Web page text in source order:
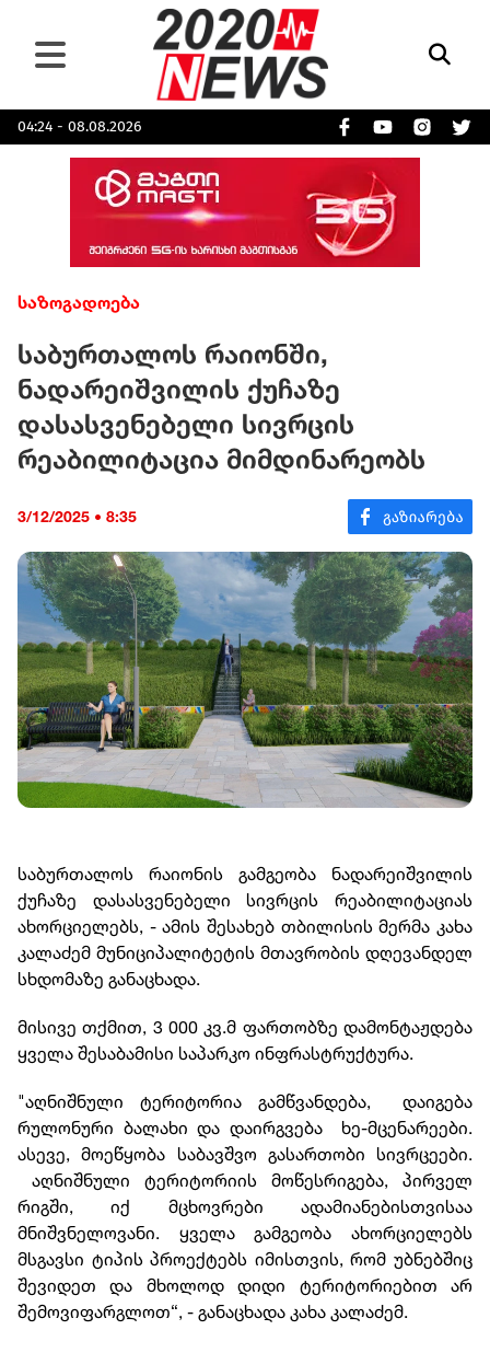
04:24 - 08.08.2026
საზოგადოება
საბურთალოს რაიონში,
ნადარეიშვილის ქუჩაზე
დასასვენებელი სივრცის
რეაბილიტაცია მიმდინარეობს
3/12/2025 • 8:35
საბურთალოს რაიონის გამგეობა ნადარეიშვილის
ქუჩაზე დასასვენებელი სივრცის რეაბილიტაციას
ახორციელებს, - ამის შესახებ თბილისის მერმა კახა
კალაძემ მუნიციპალიტეტის მთავრობის დღევანდელ
სხდომაზე განაცხადა.
მისივე თქმით, 3 000 კვ.მ ფართობზე დამონტაჟდება
ყველა შესაბამისი საპარკო ინფრასტრუქტურა.
"აღნიშნული ტერიტორია გამწვანდება, დაიგება
რულონური ბალახი და დაირგვება ხე-მცენარეები.
ასევე, მოეწყობა საბავშვო გასართობი სივრცეები.
აღნიშნული ტერიტორიის მოწესრიგება, პირველ
რიგში, იქ მცხოვრები ადამიანებისთვისაა
მნიშვნელოვანი. ყველა გამგეობა ახორციელებს
მსგავსი ტიპის პროექტებს იმისთვის, რომ უბნებშიც
შევიდეთ და მხოლოდ დიდი ტერიტორიებით არ
შემოვიფარგლოთ“, - განაცხადა კახა კალაძემ.